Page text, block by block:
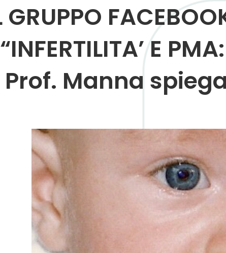
GRUPPO
“INFERTILITA’ E PMA:
Prof. Manna